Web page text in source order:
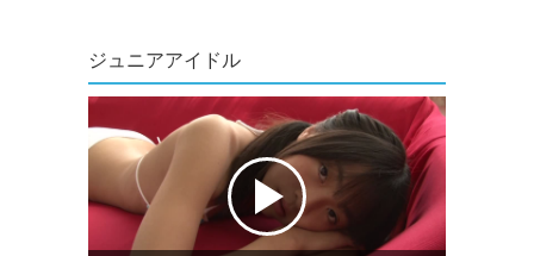
ジュニアアイドル